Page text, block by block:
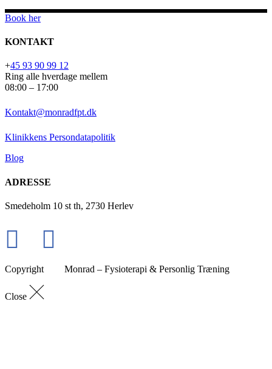
Book her
KONTAKT
+45 93 90 99 12
Ring alle hverdage mellem
08:00 – 17:00
Kontakt@monradfpt.dk
Klinikkens Persondatapolitik
Blog
ADRESSE
Smedeholm 10 st th, 2730 Herlev
Copyright Monrad – Fysioterapi & Personlig Træning
Close